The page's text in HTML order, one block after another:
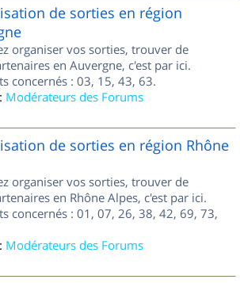
de sorties en région
organiser vos sorties, trouver de
en Auvergne, c'est par ici.
concernés : 03, 15, 43, 63.
Modérateurs des Forums
de sorties en région Rhône
organiser vos sorties, trouver de
en Rhône Alpes, c'est par ici.
concernés : 01, 07, 26, 38, 42, 69, 73,
Modérateurs des Forums